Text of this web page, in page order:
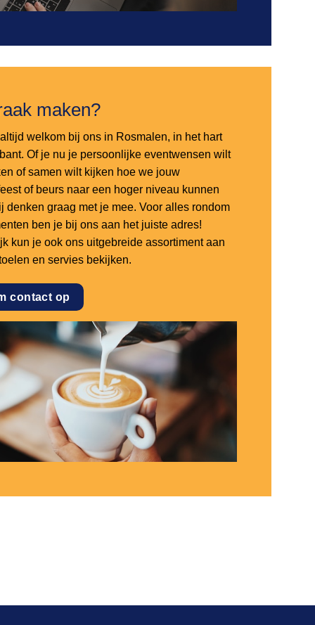
maken?
welkom bij ons in Rosmalen, in het hart
Of je nu je persoonlijke eventwensen wilt
of samen wilt kijken hoe we jouw
of beurs naar een hoger niveau kunnen
denken graag met je mee. Voor alles rondom
ben je bij ons aan het juiste adres!
kun je ook ons uitgebreide assortiment aan
en servies bekijken.
contact op